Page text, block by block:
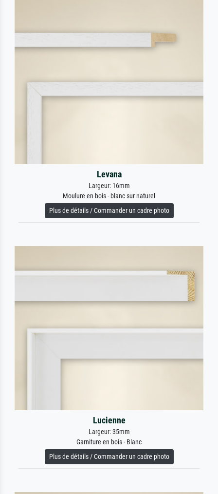
Levana
Largeur: 16mm
Moulure en bois - blanc sur naturel
Plus de détails / Commander un cadre photo
Lucienne
Largeur: 35mm
Garniture en bois - Blanc
Plus de détails / Commander un cadre photo